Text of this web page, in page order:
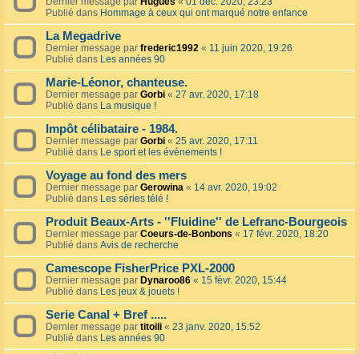
Publié dans Hommage à ceux qui ont marqué notre enfance
La Megadrive
Dernier message par frederic1992 « 11 juin 2020, 19:26
Publié dans Les années 90
Marie-Léonor, chanteuse.
Dernier message par Gorbi « 27 avr. 2020, 17:18
Publié dans La musique !
Impôt célibataire - 1984.
Dernier message par Gorbi « 25 avr. 2020, 17:11
Publié dans Le sport et les événements !
Voyage au fond des mers
Dernier message par Gerowina « 14 avr. 2020, 19:02
Publié dans Les séries télé !
Produit Beaux-Arts - ''Fluidine'' de Lefranc-Bourgeois
Dernier message par Coeurs-de-Bonbons « 17 févr. 2020, 18:20
Publié dans Avis de recherche
Camescope FisherPrice PXL-2000
Dernier message par Dynaroo86 « 15 févr. 2020, 15:44
Publié dans Les jeux & jouets !
Serie Canal + Bref .....
Dernier message par titoili « 23 janv. 2020, 15:52
Publié dans Les années 90